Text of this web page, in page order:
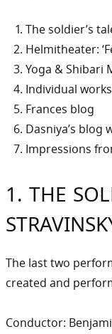
The soldier’s
Helmitheater:
Yoga & Shibari
Individual
Frances blog
Dasniya’s blog
Impressions
1. THE
The last two
created and
Conductor: